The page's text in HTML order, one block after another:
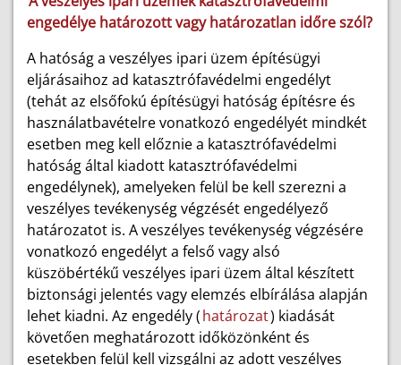
engedélye határozott vagy határozatlan időre szól?
A hatóság a veszélyes ipari üzem építésügyi
eljárásaihoz ad katasztrófavédelmi engedélyt
(tehát az elsőfokú építésügyi hatóság építésre és
használatbavételre vonatkozó engedélyét mindkét
esetben meg kell előznie a katasztrófavédelmi
hatóság által kiadott katasztrófavédelmi
engedélynek), amelyeken felül be kell szerezni a
veszélyes tevékenység végzését engedélyező
határozatot is. A veszélyes tevékenység végzésére
vonatkozó engedélyt a felső vagy alsó
küszöbértékű veszélyes ipari üzem által készített
biztonsági jelentés vagy elemzés elbírálása alapján
lehet kiadni. Az engedély (határozat) kiadását
követően meghatározott időközönként és
esetekben felül kell vizsgálni az adott veszélyes